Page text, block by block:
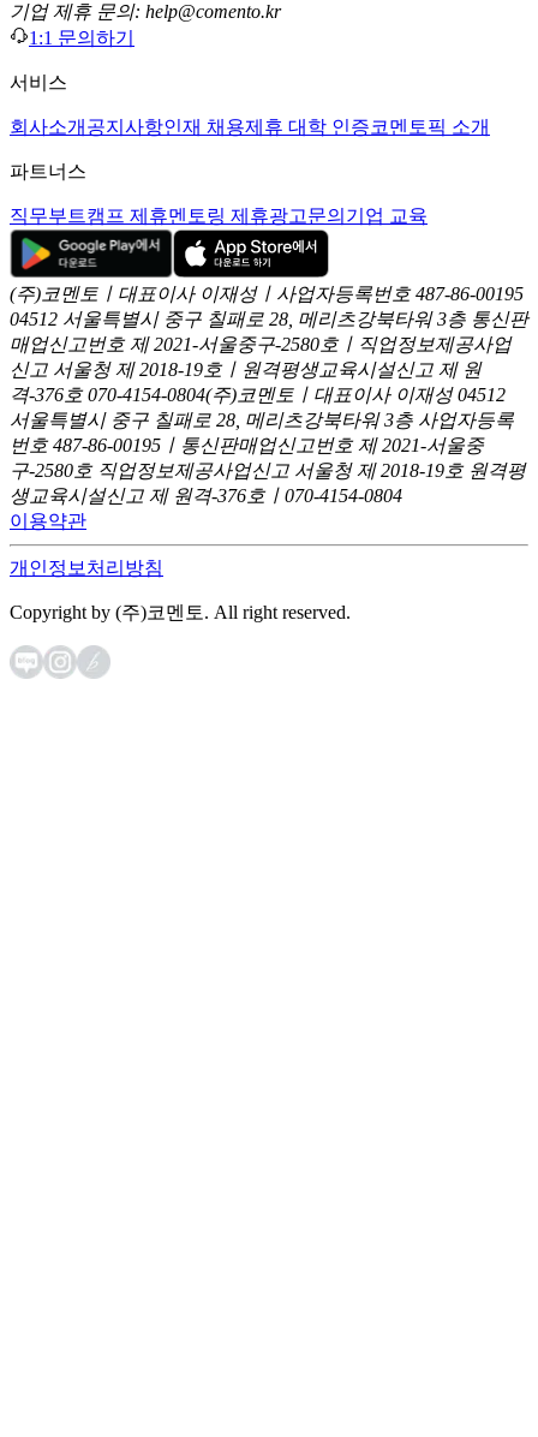
기업 제휴 문의: help@comento.kr
1:1 문의하기
서비스
회사소개 공지사항인재 채용제휴 대학 인증코멘토픽 소개
파트너스
직무부트캠프 제휴멘토링 제휴광고문의 기업 교육
(주)코멘토ㅣ대표이사 이재성ㅣ사업자등록번호 487-86-00195
04512 서울특별시 중구 칠패로 28, 메리츠강북타워 3층 통신판
매업신고번호 제 2021-서울중구-2580호ㅣ직업정보제공사업
신고 서울청 제 2018-19호ㅣ원격평생교육시설신고 제 원
격-376호 070-4154-0804(주)코멘토ㅣ대표이사 이재성 04512
서울특별시 중구 칠패로 28, 메리츠강북타워 3층 사업자등록
번호 487-86-00195ㅣ통신판매업신고번호 제 2021-서울중
구-2580호 직업정보제공사업신고 서울청 제 2018-19호 원격평
생교육시설신고 제 원격-376호ㅣ070-4154-0804
이용약관
개인정보처리방침
Copyright by (주)코멘토. All right reserved.